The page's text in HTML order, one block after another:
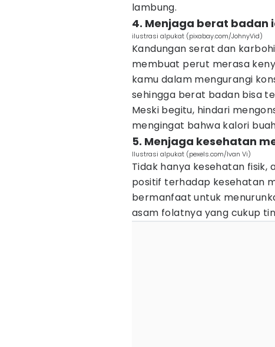
lambung.
4. Menjaga berat badan
ilustrasi alpukat (pixabay.com/JohnyVid)
Kandungan serat dan
membuat perut merasa
kamu dalam mengurangi
sehingga berat badan bisa
Meski begitu, hindari
mengingat bahwa kalori
5. Menjaga kesehatan
Ilustrasi alpukat (pexels.com/Ivan Vi)
Tidak hanya kesehatan
positif terhadap kesehatan
bermanfaat untuk
asam folatnya yang cukup